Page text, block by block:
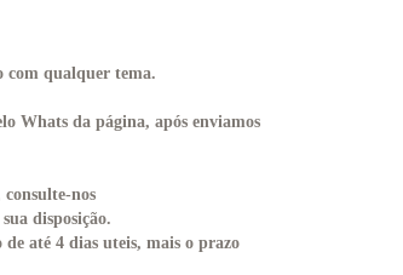
com qualquer tema.
Whats da página, após enviamos
nos
disposição.
até 4 dias uteis, mais o prazo